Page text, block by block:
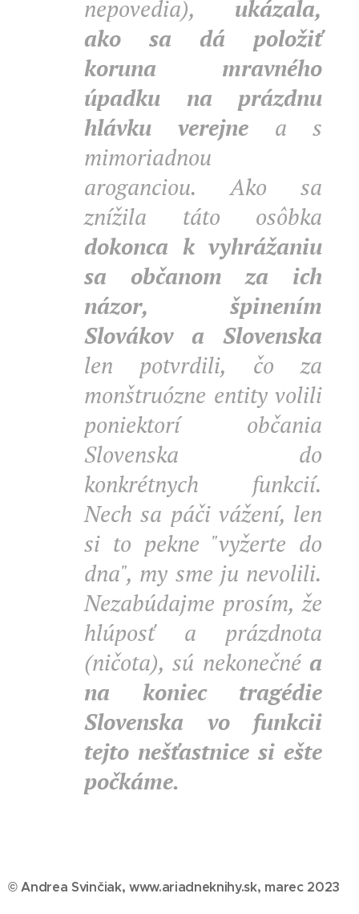
nepovedia), ukázala,
ako sa dá položiť
koruna mravného
úpadku na prázdnu
hlávku verejne a s
mimoriadnou
aroganciou. Ako sa
znížila táto osôbka
dokonca k vyhrážaniu
sa občanom za ich
názor, špinením
Slovákov a Slovenska
len potvrdili, čo za
monštruózne entity volili
poniektorí občania
Slovenska do
konkrétnych funkcií.
Nech sa páči vážení, len
si to pekne "vyžerte do
dna", my sme ju nevolili.
Nezabúdajme prosím, že
hlúposť a prázdnota
(ničota), sú nekonečné a
na koniec tragédie
Slovenska vo funkcii
tejto nešťastnice si ešte
počkáme.
© Andrea Svinčiak, www.ariadneknihy.sk, marec 2023